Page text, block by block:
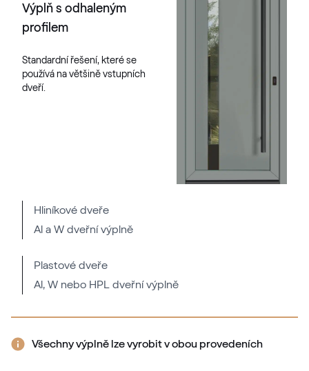
Výplň s odhaleným
profilem
Standardní řešení, které se
používá na většině vstupních
dveří.
Hliníkové dveře
Al a W dveřní výplně
Plastové dveře
Al, W nebo HPL dveřní výplně
Všechny výplně lze vyrobit v obou provedeních